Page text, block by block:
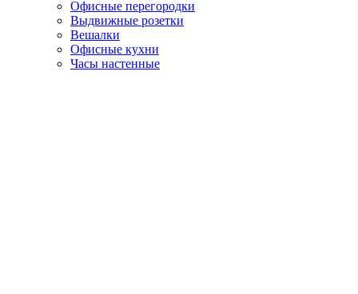
Офисные перегородки
Выдвижные розетки
Вешалки
Офисные кухни
Часы настенные